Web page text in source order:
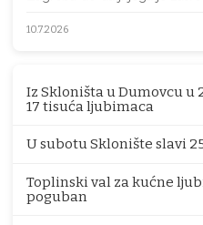
10.7.2026
Iz Skloništa u Dumovcu u
17 tisuća ljubimaca
U subotu Sklonište slavi
Toplinski val za kućne
poguban